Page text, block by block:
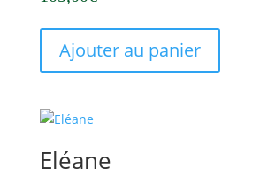
Ajouter au panier
Eléane